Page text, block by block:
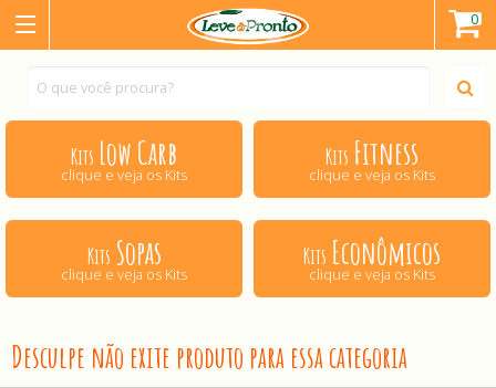
0
Kits Low Carb
clique e veja os Kits
Kits Fitness
clique e veja os Kits
Kits Sopas
clique e veja os Kits
Kits Econômicos
clique e veja os Kits
Desculpe não exite produto para essa categoria